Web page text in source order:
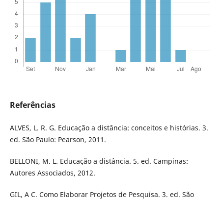
Referências
ALVES, L. R. G. Educação a distância: conceitos e histórias. 3.
ed. São Paulo: Pearson, 2011.
BELLONI, M. L. Educação a distância. 5. ed. Campinas:
Autores Associados, 2012.
GIL, A C. Como Elaborar Projetos de Pesquisa. 3. ed. São